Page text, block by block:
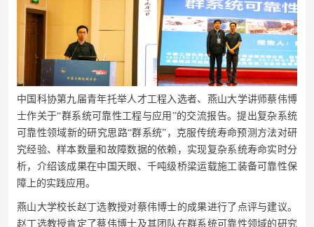
中国科协第九届青年托举人才工程入选者、燕山大学讲师蔡伟博
士作关于“群系统可靠性工程与应用”的交流报告。提出复杂系统
可靠性领域新的研究思路“群系统”，克服传统寿命预测方法对研
究经验、样本数量和故障数据的依赖，实现复杂系统寿命实时分
析，介绍该成果在中国天眼、千吨级桥梁运载施工装备可靠性保
障上的实践应用。
燕山大学校长赵丁选教授对蔡伟博士的成果进行了点评与建议。
赵丁选教授肯定了蔡伟博士及其团队在群系统可靠性领域的研究